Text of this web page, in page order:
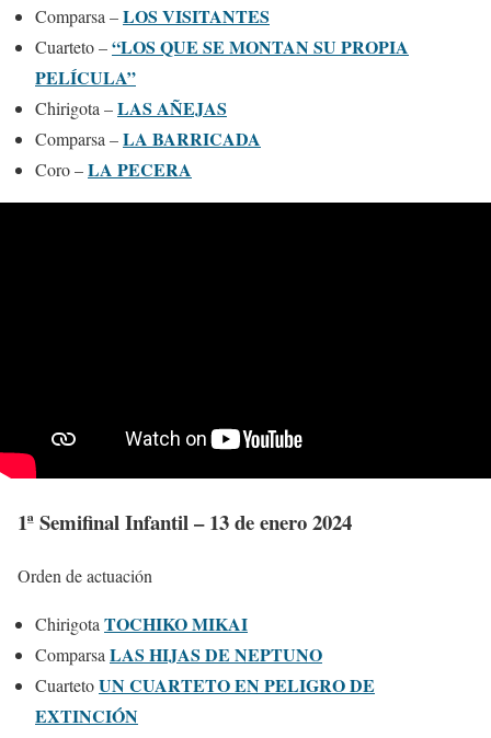
Comparsa –LOS VISITANTES
Cuarteto –“LOS QUE SE MONTAN SU PROPIA
PELÍCULA”
Chirigota –LAS AÑEJAS
Comparsa –LA BARRICADA
Coro –LA PECERA
1ª Semifinal Infantil – 13 de enero 2024
Orden de actuación
Chirigota TOCHIKO MIKAI
Comparsa LAS HIJAS DE NEPTUNO
CuartetoUN CUARTETO EN PELIGRO DE
EXTINCIÓN